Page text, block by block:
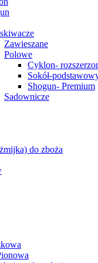
Zawieszane
Polowe
Cyklon-
Sokół-
Shogun- Premium
Sadownicze
do zboża